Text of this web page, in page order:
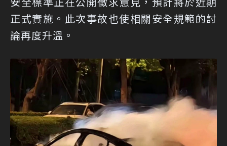
正式實施。此次事故也使相關安全規範的討
論再度升溫。